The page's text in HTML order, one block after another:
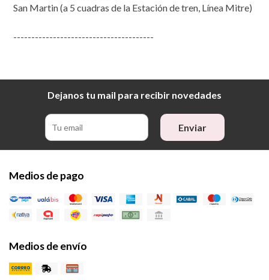
San Martin (a 5 cuadras de la Estación de tren, Línea Mitre)
---------------------------------------
Dejanos tu mail para recibir novedades
Enviar
Medios de pago
Medios de envío